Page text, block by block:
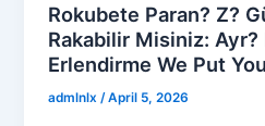
Rokubete Paran? Z?
Rakabilir Misiniz: Ayr?
Erlendirme We Put
admlnlx/April 5, 2026